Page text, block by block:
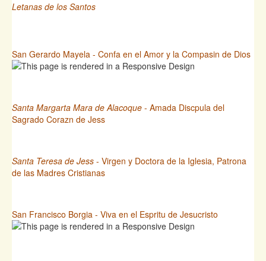
Letanas de los Santos
San Gerardo Mayela - Confa en el Amor y la Compasin de Dios
Santa Margarta Mara de Alacoque - Amada Discpula del
Sagrado Corazn de Jess
Santa Teresa de Jess - Virgen y Doctora de la Iglesia, Patrona
de las Madres Cristianas
San Francisco Borgia - Viva en el Espritu de Jesucristo